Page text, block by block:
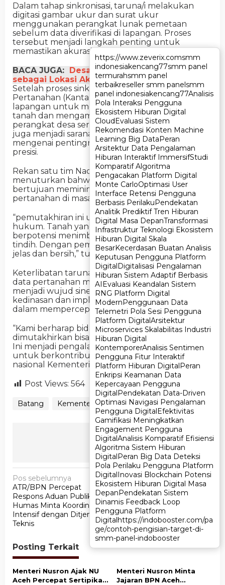
https://www.zeverix.comsmm
indonesiakencang77smm panel
termurahsmm panel
terbaikreseller smm panelsmm
panel indonesiakencang77Analisis
Pola Interaksi Pengguna
Ekosistem Hiburan Digital
CloudEvaluasi Sistem
Rekomendasi Konten Machine
Learning Big DataPeran
Arsitektur Data Pengalaman
Hiburan Interaktif ImmersifStudi
Komparatif Algoritma
Pengacakan Platform Digital
Monte CarloOptimasi User
Interface Retensi Pengguna
Berbasis PerilakuPendekatan
Analitik Prediktif Tren Hiburan
Digital Masa DepanTransformasi
Infrastruktur Teknologi Ekosistem
Hiburan Digital Skala
BesarKecerdasan Buatan Analisis
Keputusan Pengguna Platform
DigitalDigitalisasi Pengalaman
Hiburan Sistem Adaptif Berbasis
AIEvaluasi Keandalan Sistem
RNG Platform Digital
ModernPenggunaan Data
Telemetri Pola Sesi Pengguna
Platform DigitalArsitektur
Microservices Skalabilitas Industri
Hiburan Digital
KontemporerAnalisis Sentimen
Pengguna Fitur Interaktif
Platform Hiburan DigitalPeran
Enkripsi Keamanan Data
Kepercayaan Pengguna
DigitalPendekatan Data-Driven
Optimasi Navigasi Pengalaman
Pengguna DigitalEfektivitas
Gamifikasi Meningkatkan
Engagement Pengguna
DigitalAnalisis Komparatif Efisiensi
Algoritma Sistem Hiburan
DigitalPeran Big Data Deteksi
Pola Perilaku Pengguna Platform
DigitalInovasi Blockchain Potensi
Ekosistem Hiburan Digital Masa
DepanPendekatan Sistem
Dinamis Feedback Loop
Pengguna Platform
Digitalhttps://indobooster.com/pa
ge/contoh-pengisian-target-di-
smm-panel-indobooster
https://www.zeverix.comsmm
indonesiakencang77smm panel
termurahsmm panel
terbaikreseller smm panelsmm
panel indonesiakencang77Analisis
Pola Interaksi Pengguna
Ekosistem Hiburan Digital
CloudEvaluasi Sistem
Rekomendasi Konten Machine
Learning Big DataPeran
Arsitektur Data Pengalaman
Hiburan Interaktif ImmersifStudi
Komparatif Algoritma
Pengacakan Platform Digital
Monte CarloOptimasi User
Interface Retensi Pengguna
Berbasis PerilakuPendekatan
Analitik Prediktif Tren Hiburan
Digital Masa DepanTransformasi
Infrastruktur Teknologi Ekosistem
Hiburan Digital Skala
BesarKecerdasan Buatan Analisis
Keputusan Pengguna Platform
DigitalDigitalisasi Pengalaman
Hiburan Sistem Adaptif Berbasis
AIEvaluasi Keandalan Sistem
RNG Platform Digital
ModernPenggunaan Data
Telemetri Pola Sesi Pengguna
Platform DigitalArsitektur
Microservices Skalabilitas Industri
Hiburan Digital
KontemporerAnalisis Sentimen
Pengguna Fitur Interaktif
Platform Hiburan DigitalPeran
Enkripsi Keamanan Data
Kepercayaan Pengguna
DigitalPendekatan Data-Driven
Optimasi Navigasi Pengalaman
Pengguna DigitalEfektivitas
Gamifikasi Meningkatkan
Engagement Pengguna
DigitalAnalisis Komparatif Efisiensi
Algoritma Sistem Hiburan
DigitalPeran Big Data Deteksi
Pola Perilaku Pengguna Platform
DigitalInovasi Blockchain Potensi
Ekosistem Hiburan Digital Masa
DepanPendekatan Sistem
Dinamis Feedback Loop
Pengguna Platform
Digitalhttps://indobooster.com/pa
ge/contoh-pengisian-target-di-
smm-panel-indobooster
Dalam tahap sinkronisasi, taruna/i melakukan
digitasi gambar ukur dan surat ukur
menggunakan perangkat lunak pemetaan
sebelum data diverifikasi di lapangan. Proses
tersebut menjadi langkah penting untuk
memastikan akurasi data spasial.
BACA JUGA: Desa Purwasari Ditetapkan
sebagai Lokasi Akses Reforma Agraria 2025
Setelah proses sinkronisasi dari Kantor
Pertanahan (Kantah), tim kemudian turun ke
lapangan untuk mencocokkan batas bidang
tanah dan mengambil titik koordinat bersama
perangkat desa serta pemilik tanah. Kegiatan ini
juga menjadi sarana edukasi kepada masyarakat
mengenai pentingnya data pertanahan yang
presisi.
Rekan satu tim Nadia, Satrio Binandika Sakti,
menuturkan bahwa pemutakhiran data ini
bertujuan meminimalkan potensi konflik
pertanahan di masa mendatang.
“pemutakhiran ini untuk menjamin kepastian
hukum. Tanah yang belum terpetakan
berpotensi menimbulkan klaim atau tumpang
tindih. Dengan pemetaan, bidang menjadi lebih
jelas dan bersih,” tuturnya.
Keterlibatan taruna/i STPN dalam pemutakhiran
data pertanahan melalui KKNP-PTLP dinilai
menjadi wujud sinergi antara pendidikan
kedinasan dan implementasi kebijakan nasional
dalam mempercepat digitalisasi data pertanahan.
“Kami berharap bidang-bidang yang
dimutakhirkan bisa clear and clean sesuai target.
Ini menjadi pengalaman berharga bagi kami
untuk berkontribusi langsung dalam program
nasional Kementerian ATR/BPN,” pungkas Satrio.
Post Views: 564
Batang Kementerian ATR/BPN
Ikuti Kami
N
a
v
i
a
s
i
Pos sebelumnya
ATR/BPN Percepat
Respons Aduan Publik,
Humas Minta Koordinasi
Intensif dengan Ditjen
Teknis
Pos berikutnya
Menteri ATR/BPN
Serahkan 3.922 Sertipikat
Aset Pemprov DKI,
Nilainya Capai Rp102 Triliun
Posting Terkait
Menteri Nusron Ajak NU
Aceh Percepat Sertipikasi
Menteri Nusron Minta
Jajaran BPN Aceh